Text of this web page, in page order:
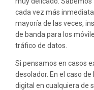
cada vez más
mayoría de las veces,
de banda para los
tráfico de datos.
Si pensamos en casos
desolador. En el caso
digital en cualquiera de